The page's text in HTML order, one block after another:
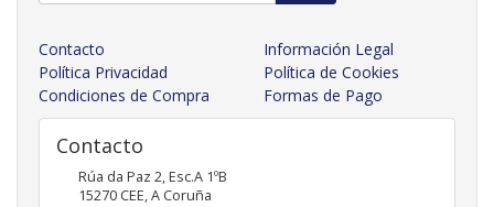
Contacto
Información Legal
Política Privacidad
Política de Cookies
Condiciones de Compra
Formas de Pago
Contacto
Rúa da Paz 2, Esc.A 1ºB
15270 CEE,A Coruña